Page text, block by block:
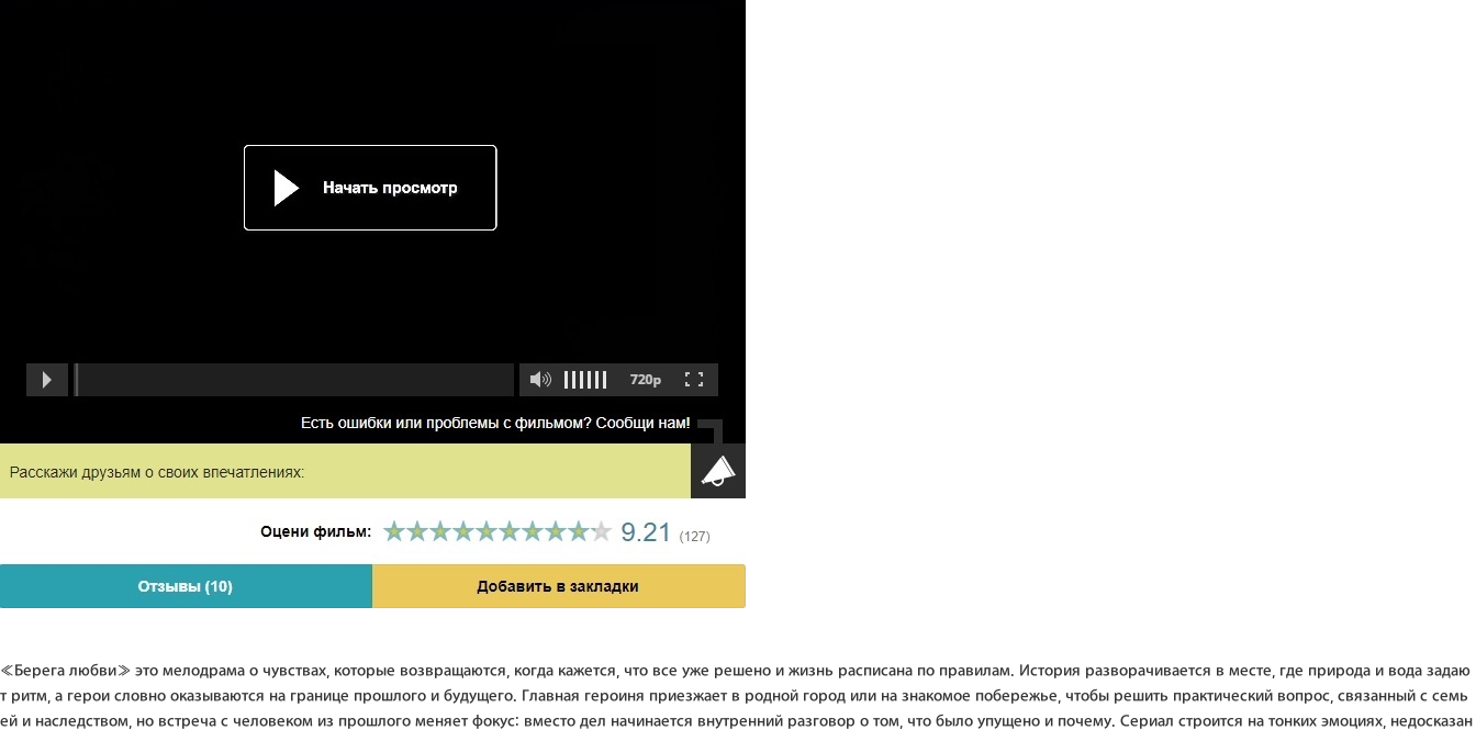
«Берега любви» это мелодрама о чувствах, которые возвращаются, когда кажется, что все уже решено и жизнь расписана по правилам. История разворачивается в месте, где природа и вода задаю
т ритм, а герои словно оказываются на границе прошлого и будущего. Главная героиня приезжает в родной город или на знакомое побережье, чтобы решить практический вопрос, связанный с семь
ей и наследством, но встреча с человеком из прошлого меняет фокус: вместо дел начинается внутренний разговор о том, что было упущено и почему. Сериал строится на тонких эмоциях, недосказан